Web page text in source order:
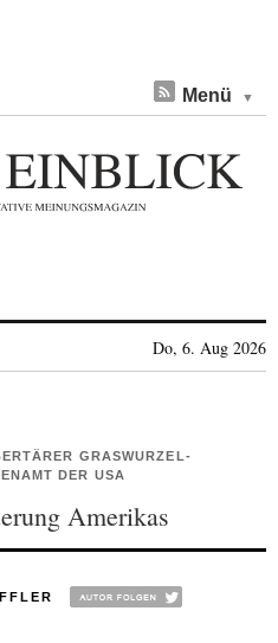
Menü
Do, 6. Aug 2026
GRASWURZEL-
DER USA
Amerikas